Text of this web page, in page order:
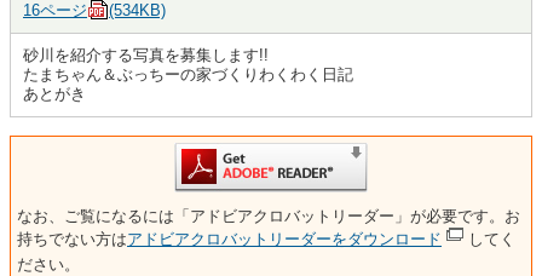
16ページ (534KB)
砂川を紹介する写真を募集します!!
たまちゃん＆ぶっちーの家づくりわくわく日記
あとがき
なお、ご覧になるには「アドビアクロバットリーダー」が必要です。お
持ちでない方はアドビアクロバットリーダーをダウンロード
してく
ださい。